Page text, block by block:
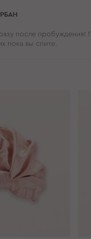
после пробуждения!
пока вы спите.